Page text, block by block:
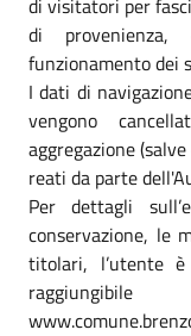
di
funzionamento dei
I dati di
vengono
aggregazione
reati da parte
Per dettagli
conservazione, le
titolari, l’utente